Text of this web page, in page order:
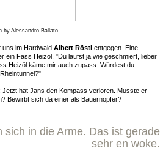
Alessandro Ballato
im Hardwald Albert Rösti entgegen. Eine
ein Fass Heizöl. "Du läufst ja wie geschmiert, lieber
Heizöl käme mir auch zupass. Würdest du
Jetzt hat Jans den Kompass verloren. Musste er
Bewirbt sich da einer als Bauernopfer?
sich in die Arme. Das ist gerade
sehr en woke.